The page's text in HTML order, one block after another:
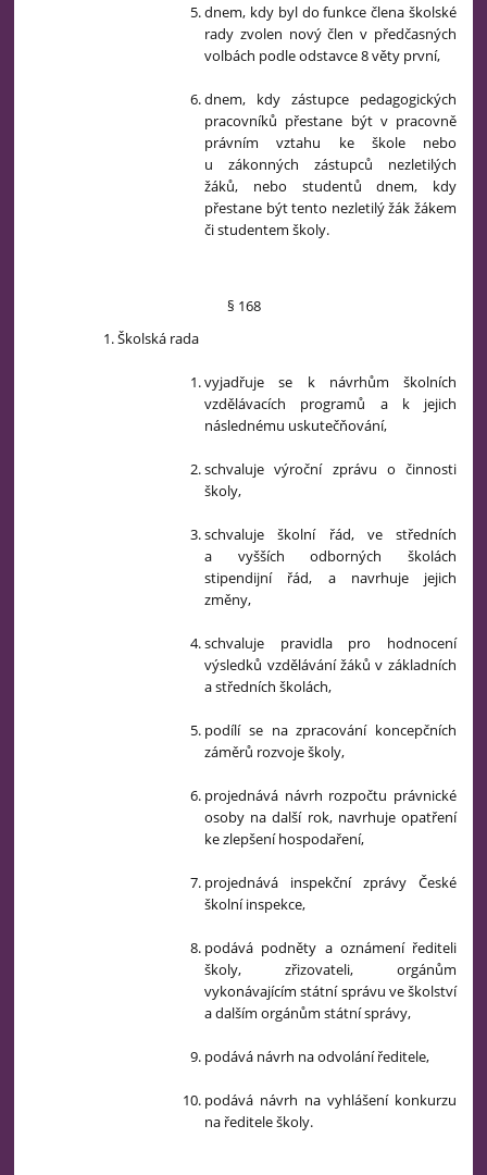
dnem, kdy byl do funkce člena školské
rady zvolen nový člen v předčasných
volbách podle odstavce 8 věty první,
dnem, kdy zástupce pedagogických
pracovníků přestane být v pracovně
právním vztahu ke škole nebo
u zákonných zástupců nezletilých
žáků, nebo studentů dnem, kdy
přestane být tento nezletilý žák žákem
či studentem školy.
§ 168
Školská rada
vyjadřuje se k návrhům školních
vzdělávacích programů a k jejich
následnému uskutečňování,
schvaluje výroční zprávu o činnosti
školy,
schvaluje školní řád, ve středních
a vyšších odborných školách
stipendijní řád, a navrhuje jejich
změny,
schvaluje pravidla pro hodnocení
výsledků vzdělávání žáků v základních
a středních školách,
podílí se na zpracování koncepčních
záměrů rozvoje školy,
projednává návrh rozpočtu právnické
osoby na další rok, navrhuje opatření
ke zlepšení hospodaření,
projednává inspekční zprávy České
školní inspekce,
podává podněty a oznámení řediteli
školy, zřizovateli, orgánům
vykonávajícím státní správu ve školství
a dalším orgánům státní správy,
podává návrh na odvolání ředitele,
podává návrh na vyhlášení konkurzu
na ředitele školy.